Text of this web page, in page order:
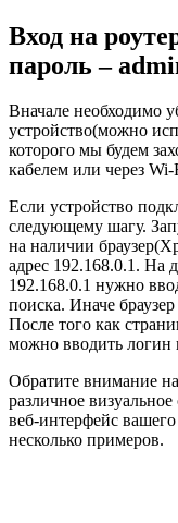
Вход на
пароль –
Вначале необходимо
устройство(можно
которого мы будем
кабелем или через Wi-
Если устройство
следующему шагу.
на наличии
адрес 192.168.0.1. На
192.168.0.1 нужно
поиска. Иначе
После того как
можно вводить логин
Обратите внимание
различное
веб-интерфейс
несколько примеров.